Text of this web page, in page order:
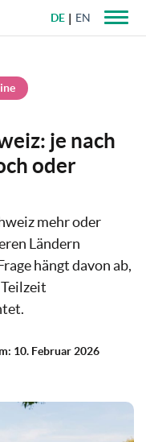
DE EN
je nach
oder
mehr oder
Ländern
hängt davon ab,
10. Februar 2026